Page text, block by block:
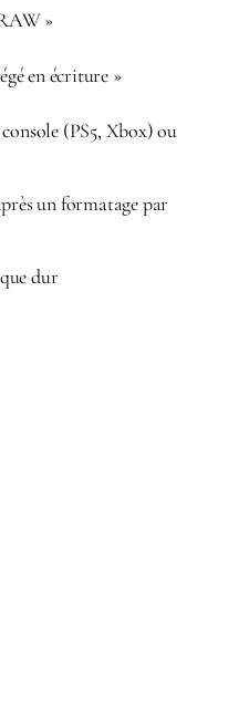
»
en écriture »
(PS5, Xbox) ou
un formatage par
dur